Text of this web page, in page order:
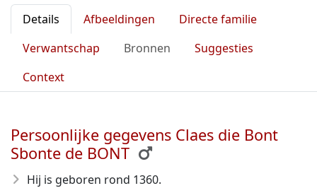
Details Afbeeldingen
Directe familie
Verwantschap
Bronnen
Suggesties
Context
Persoonlijke gegevens Claes die Bont
Sbonte de BONT
Hij is geboren rond 1360.